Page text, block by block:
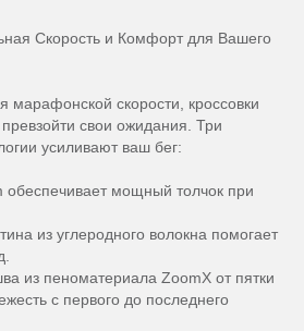
Скорость и Комфорт для Вашего
марафонской скорости, кроссовки
свои ожидания. Три
усиливают ваш бег:
обеспечивает мощный толчок при
из углеродного волокна помогает
из пеноматериала ZoomX от пятки
с первого до последнего